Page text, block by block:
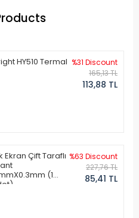
HY510 Termal %31 Discount
165,13 TL
113,88 TL
Çift Taraflı
(1
%63 Discount
227,76 TL
85,41 TL